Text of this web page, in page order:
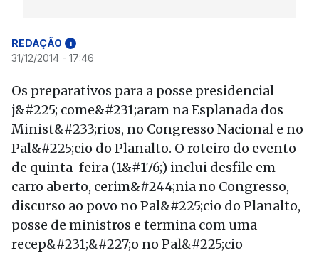
REDAÇÃO i
31/12/2014 - 17:46
Os preparativos para a posse presidencial
j&#225; come&#231;aram na Esplanada dos
Minist&#233;rios, no Congresso Nacional e no
Pal&#225;cio do Planalto. O roteiro do evento
de quinta-feira (1&#176;) inclui desfile em
carro aberto, cerim&#244;nia no Congresso,
discurso ao povo no Pal&#225;cio do Planalto,
posse de ministros e termina com uma
recep&#231;&#227;o no Pal&#225;cio